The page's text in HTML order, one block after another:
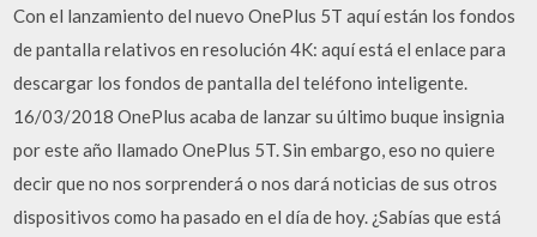
Con el lanzamiento del nuevo OnePlus 5T aquí están los fondos
de pantalla relativos en resolución 4K: aquí está el enlace para
descargar los fondos de pantalla del teléfono inteligente.
16/03/2018 OnePlus acaba de lanzar su último buque insignia
por este año llamado OnePlus 5T. Sin embargo, eso no quiere
decir que no nos sorprenderá o nos dará noticias de sus otros
dispositivos como ha pasado en el día de hoy. ¿Sabías que está